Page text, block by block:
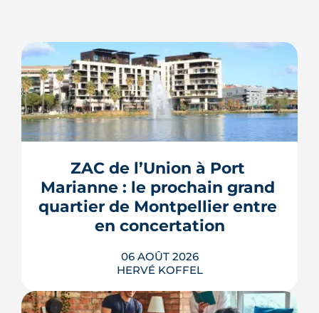
ZAC de l’Union à Port
Marianne : le prochain grand
quartier de Montpellier entre
en concertation
06 AOÛT 2026
HERVÉ KOFFEL